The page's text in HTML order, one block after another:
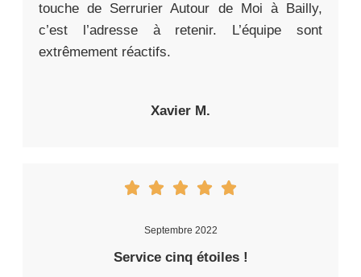
touche de Serrurier Autour de Moi à Bailly,
c’est l’adresse à retenir. L’équipe sont
extrêmement réactifs.
Xavier M.
Septembre 2022
Service cinq étoiles !